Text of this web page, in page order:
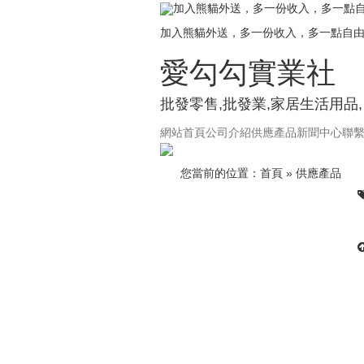
加入熊貓外送，多一份收入，多一點
加入熊貓外送，多一份收入，多一點自
愛勾勾實業社
批發零售,批發業,家居生活用品
網站首頁公司介紹供應產品新聞中心聯
您當前的位置： 首頁 » 供應產品